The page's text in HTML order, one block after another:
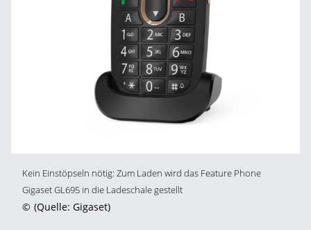
Kein Einstöpseln nötig: Zum Laden wird das Feature Phone
Gigaset GL695 in die Ladeschale gestellt
© (Quelle: Gigaset)